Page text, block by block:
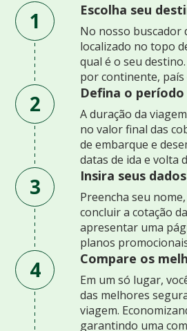
1 Escolha seu
No nosso buscador
localizado no topo
qual é o seu
por continente, país
2 Defina o período
A duração da
no valor final das
de embarque e
datas de ida e volta
3 Insira seus dados
Preencha seu
concluir a cotação
apresentar uma
planos
4 Compare os
Em um só lugar,
das melhores
viagem.
garantindo uma